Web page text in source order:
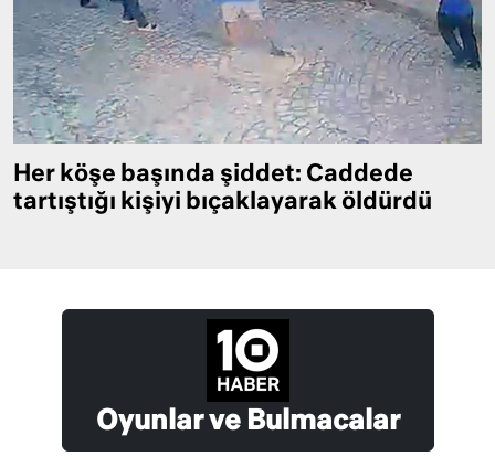
Her köşe başında şiddet: Caddede
tartıştığı kişiyi bıçaklayarak öldürdü
Oyunlar ve Bulmacalar